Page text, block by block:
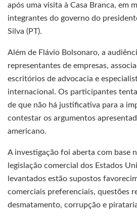
após uma visita à Casa Branca, em
integrantes do governo do
Silva (PT).
Além de Flávio Bolsonaro, a
representantes de empresas,
escritórios de advocacia e
internacional. Os participantes
de que não há justificativa para a
contestar os argumentos
americano.
A investigação foi aberta com base
legislação comercial dos Estados
levantados estão supostos
comerciais preferenciais, questões
desmatamento, corrupção e